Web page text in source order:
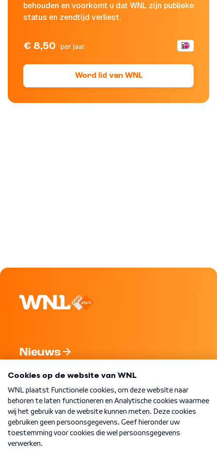
behouden en voorkomt u dat WNL zijn publieke
status en zendtijd verliest.
€ 8,50 per jaar
Word lid van WNL
Nieuws
Nieuwsbrief
Word Lid